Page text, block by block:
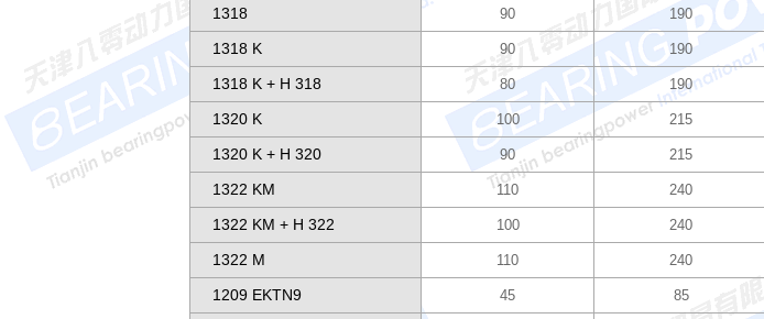
1318 90 190
1318 K 90 190
1318 K + H 318 80 190
1320 K 100 215
1320 K + H 320 90 215
1322 KM 110 240
1322 KM + H 322 100 240
1322 M 110 240
1209 EKTN9 45 85